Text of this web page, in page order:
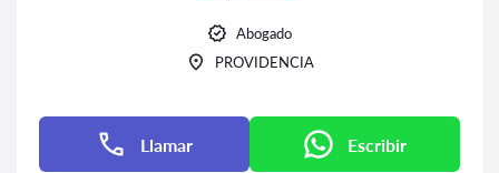
Abogado
PROVIDENCIA
Llamar Escribir